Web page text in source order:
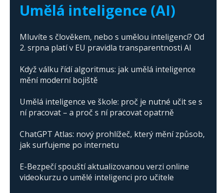
Umělá inteligence (AI)
Mluvíte s člověkem, nebo s umělou inteligencí? Od
2. srpna platí v EU pravidla transparentnosti AI
Když válku řídí algoritmus: jak umělá inteligence
mění moderní bojiště
Umělá inteligence ve škole: proč je nutné učit se s
ní pracovat – a proč s ní pracovat opatrně
ChatGPT Atlas: nový prohlížeč, který mění způsob,
jak surfujeme po internetu
E-Bezpečí spouští aktualizovanou verzi online
videokurzu o umělé inteligenci pro učitele